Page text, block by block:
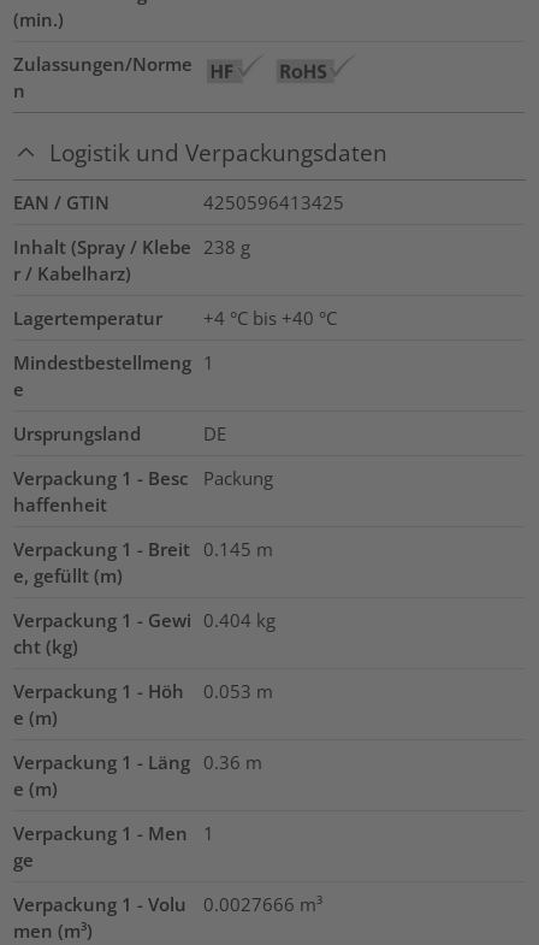
(min.)
Zulassungen/Norme
n
Logistik und Verpackungsdaten
EAN / GTIN
4250596413425
Inhalt (Spray / Klebe
r / Kabelharz)
238 g
Lagertemperatur
+4 °C bis +40 °C
Mindestbestellmeng
e
1
Ursprungsland
DE
Verpackung 1 - Besc
haffenheit
Packung
Verpackung 1 - Breit
e, gefüllt (m)
0.145 m
Verpackung 1 - Gewi
cht (kg)
0.404 kg
Verpackung 1 - Höh
e (m)
0.053 m
Verpackung 1 - Läng
e (m)
0.36 m
Verpackung 1 - Men
ge
1
Verpackung 1 - Volu
men (m³)
0.0027666 m³